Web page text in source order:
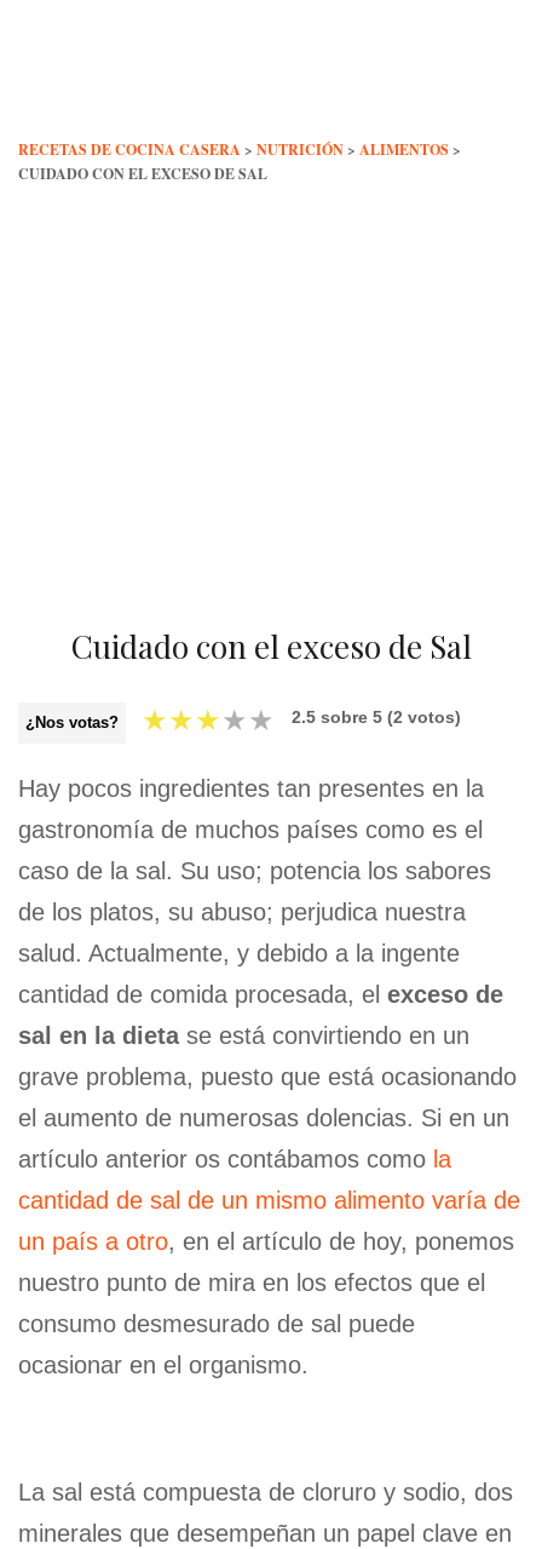
RECETAS DE COCINA CASERA > NUTRICIÓN> ALIMENTOS >
CUIDADO CON EL EXCESO DE SAL
Cuidado con el exceso de Sal
¿Nos votas? ★★★★★ 2.5 sobre 5 (2 votos)
Hay pocos ingredientes tan presentes en la
gastronomía de muchos países como es el
caso de la sal. Su uso; potencia los sabores
de los platos, su abuso; perjudica nuestra
salud. Actualmente, y debido a la ingente
cantidad de comida procesada, el exceso de
sal en la dietase está convirtiendo en un
grave problema, puesto que está ocasionando
el aumento de numerosas dolencias. Si en un
artículo anterior os contábamos como la
cantidad de sal de un mismo alimento varía de
un país a otro, en el artículo de hoy, ponemos
nuestro punto de mira en los efectos que el
consumo desmesurado de sal puede
ocasionar en el organismo.
La sal está compuesta de cloruro y sodio, dos
minerales que desempeñan un papel clave en